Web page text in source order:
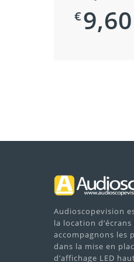
€9,60
Audioscopevision
la location d’écrans
accompagnons les
dans la mise en
d’affichage LED